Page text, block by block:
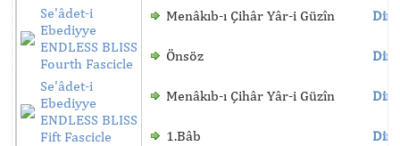
Se'âdet-i
Ebediyye
ENDLESS BLISS
Fourth Fascicle
Se'âdet-i
Ebediyye
ENDLESS BLISS
Fift Fascicle
Menâkıb-ı Çihâr Yâr-i Güzîn
Önsöz
Menâkıb-ı Çihâr Yâr-i Güzîn
1.Bâb